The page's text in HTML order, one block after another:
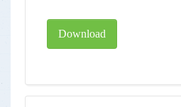
Download